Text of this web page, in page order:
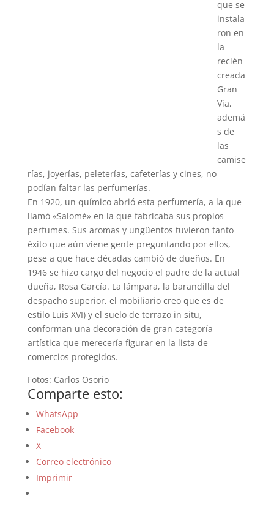
que se
instala
ron en
la
recién
creada
Gran
Vía,
ademá
s de
las
camise
rías, joyerías, peleterías, cafeterías y cines, no
podían faltar las perfumerías.
En 1920, un químico abrió esta perfumería, a la que
llamó «Salomé» en la que fabricaba sus propios
perfumes. Sus aromas y ungüentos tuvieron tanto
éxito que aún viene gente preguntando por ellos,
pese a que hace décadas cambió de dueños. En
1946 se hizo cargo del negocio el padre de la actual
dueña, Rosa García. La lámpara, la barandilla del
despacho superior, el mobiliario creo que es de
estilo Luis XVI) y el suelo de terrazo in situ,
conforman una decoración de gran categoría
artística que merecería figurar en la lista de
comercios protegidos.
Fotos: Carlos Osorio
Comparte esto:
WhatsApp
Facebook
X
Correo electrónico
Imprimir